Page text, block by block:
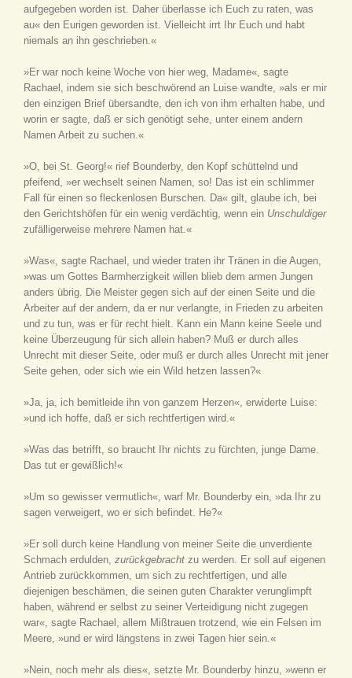
aufgegeben worden ist. Daher überlasse ich Euch zu raten, was
au« den Eurigen geworden ist. Vielleicht irrt Ihr Euch und habt
niemals an ihn geschrieben.«
»Er war noch keine Woche von hier weg, Madame«, sagte
Rachael, indem sie sich beschwörend an Luise wandte, »als er mir
den einzigen Brief übersandte, den ich von ihm erhalten habe, und
worin er sagte, daß er sich genötigt sehe, unter einem andern
Namen Arbeit zu suchen.«
»O, bei St. Georg!« rief Bounderby, den Kopf schüttelnd und
pfeifend, »er wechselt seinen Namen, so! Das ist ein schlimmer
Fall für einen so fleckenlosen Burschen. Da« gilt, glaube ich, bei
den Gerichtshöfen für ein wenig verdächtig, wenn ein Unschuldiger
zufälligerweise mehrere Namen hat.«
»Was«, sagte Rachael, und wieder traten ihr Tränen in die Augen,
»was um Gottes Barmherzigkeit willen blieb dem armen Jungen
anders übrig. Die Meister gegen sich auf der einen Seite und die
Arbeiter auf der andern, da er nur verlangte, in Frieden zu arbeiten
und zu tun, was er für recht hielt. Kann ein Mann keine Seele und
keine Überzeugung für sich allein haben? Muß er durch alles
Unrecht mit dieser Seite, oder muß er durch alles Unrecht mit jener
Seite gehen, oder sich wie ein Wild hetzen lassen?«
»Ja, ja, ich bemitleide ihn von ganzem Herzen«, erwiderte Luise:
»und ich hoffe, daß er sich rechtfertigen wird.«
»Was das betrifft, so braucht Ihr nichts zu fürchten, junge Dame.
Das tut er gewißlich!«
»Um so gewisser vermutlich«, warf Mr. Bounderby ein, »da Ihr zu
sagen verweigert, wo er sich befindet. He?«
»Er soll durch keine Handlung von meiner Seite die unverdiente
Schmach erdulden, zurückgebracht zu werden. Er soll auf eigenen
Antrieb zurückkommen, um sich zu rechtfertigen, und alle
diejenigen beschämen, die seinen guten Charakter verunglimpft
haben, während er selbst zu seiner Verteidigung nicht zugegen
war«, sagte Rachael, allem Mißtrauen trotzend, wie ein Felsen im
Meere, »und er wird längstens in zwei Tagen hier sein.«
»Nein, noch mehr als dies«, setzte Mr. Bounderby hinzu, »wenn er